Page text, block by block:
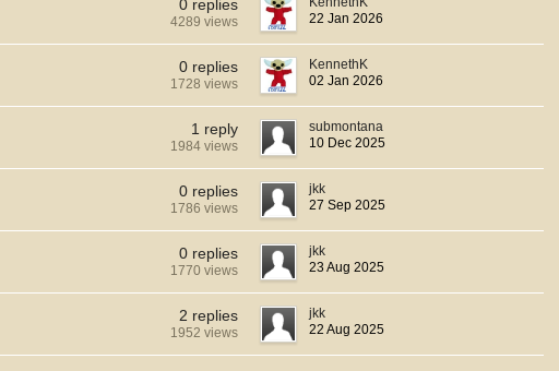
0 replies
4289 views
22 Jan 2026
0 replies
1728 views
KennethK
02 Jan 2026
1 reply
1984 views
submontana
10 Dec 2025
0 replies
1786 views
jkk
27 Sep 2025
0 replies
1770 views
jkk
23 Aug 2025
2 replies
1952 views
jkk
22 Aug 2025